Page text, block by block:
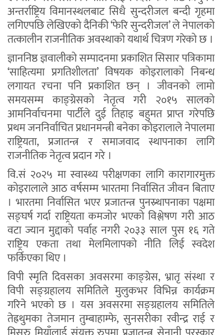
अन्तर्राष्ट्रिय विमानस्थलबाट सिधै सुन्दरीजल बन्दी गृहमा
लगिएपछि लेखिएको दैनिकी ‘फेरि सुन्दरीजल’ ले नेपालको
तत्कालीन राजनीतिक अवस्थाको यथार्थ चित्रण गरेको छ ।
ज्ञाननिष्ठ ज्ञवालीको सम्पादनमा प्रकाशित सिसार पत्रिकामा
‘साहित्यमा प्रगतिशीलता’ विषयक कोइरालाको निबन्ध
लगायत रचना पनि प्रकाशित छन् । जीवनको लामो
समयसम्म काङ्ग्रेसको नेतृत्व गरी २०१५ सालको
आमनिर्वाचनमा पार्टीले दुई तिहाइ बहुमत प्राप्त गरेपछि
प्रथम जननिर्वाचित प्रधानमन्त्री बनेका कोइरालाले नेपालमा
राष्ट्रियता, प्रजातन्त्र र समाजवाद स्थापनाका लागि
राजनीतिक नेतृत्व प्रदान गरे ।
वि.सं २०२५ मा स्वास्थ्य परीक्षणका लागि कारागारमुक्त
कोइरालाले आठ वर्षसम्म भारतमा निर्वासित जीवन बिताए
। भारतमा निर्वासित भएर प्रजातन्त्र पुनस्र्थापनाका पक्षमा
सङ्घर्ष गर्दा राष्ट्रियता कमजोर भएको विश्लेषण गरी आठ
वटा ज्यान मुद्दाको पर्वाह नगरी २०३३ साल पुस १६ गते
राष्ट्रिय एकता तथा मेलमिलापको नीति लिई स्वदेश
फर्किएका थिए ।
विपी स्मृति दिवसका अवसरमा काङ्ग्रेस, भ्रातृ संस्था र
विपी सङ्ग्रहालय समितिले मुलुकभर विभिन्न कार्यक्रम
गरिने भएको छ । यस अवसरमा सङ्ग्रहालय समितिले
तेह्रथुमका तेजमान तुम्बाहाम्फे, सुनसरीका रवीन्द्र राई र